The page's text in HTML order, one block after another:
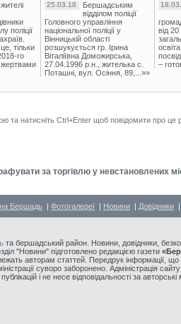
поліції
тільки
го
жертвами
25.03.18
Бершадським
відділом поліції
Головного управління
національної поліції у
Вінницькій області
розшукується гр. Ірина
Віталіївна Доможирська,
27.04.1996 р.н., жителька с.
Поташні, вул. Осіння, 89,...»»
від
–
та натисніть Ctrl+Enter щоб повідомити про це
за торгівлю у невстановлених
Бершадь | Фотогалереї | Новини | Довідники |
та бершадський район. Новини, довідники,
"Новини" підготовлено редакцією газети
авторам статтей. Передрук інформації, що
суворо заборонено. Адміністрація сайту
і не несе відповідальності за авторські